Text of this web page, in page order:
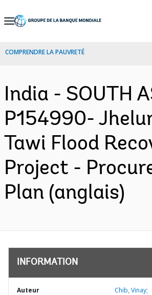
Skip
Navigation
COMPRENDRE LA PAUVRETÉ
India - SOUTH
P154990-
Tawi Flood
Project -
Plan (anglais)
INFORMATION
Auteur Chib, Vinay;